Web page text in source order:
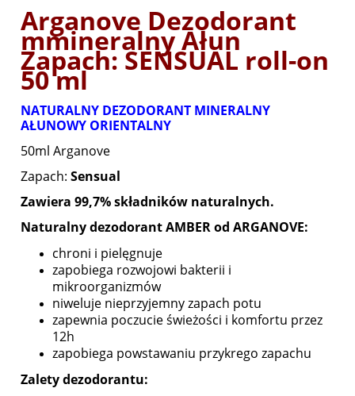
Arganove Dezodorant
mmineralny Ałun
Zapach: SENSUAL roll-on
50 ml
NATURALNY DEZODORANT MINERALNY
AŁUNOWY ORIENTALNY
50ml Arganove
Zapach: Sensual
Zawiera 99,7% składników naturalnych.
Naturalny dezodorant AMBER od ARGANOVE:
chroni i pielęgnuje
zapobiega rozwojowi bakterii i
mikroorganizmów
niweluje nieprzyjemny zapach potu
zapewnia poczucie świeżości i komfortu przez
12h
zapobiega powstawaniu przykrego zapachu
Zalety dezodorantu: